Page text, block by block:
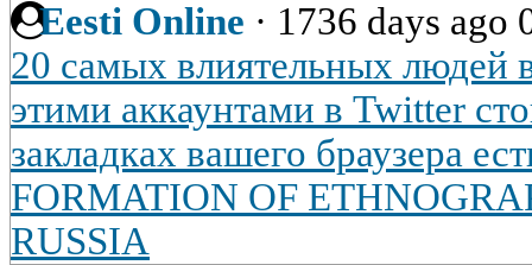
Eesti Online · 1736 days ago
20 самых влиятельных людей
этими аккаунтами в Twitter
закладках вашего браузера
FORMATION OF
RUSSIA